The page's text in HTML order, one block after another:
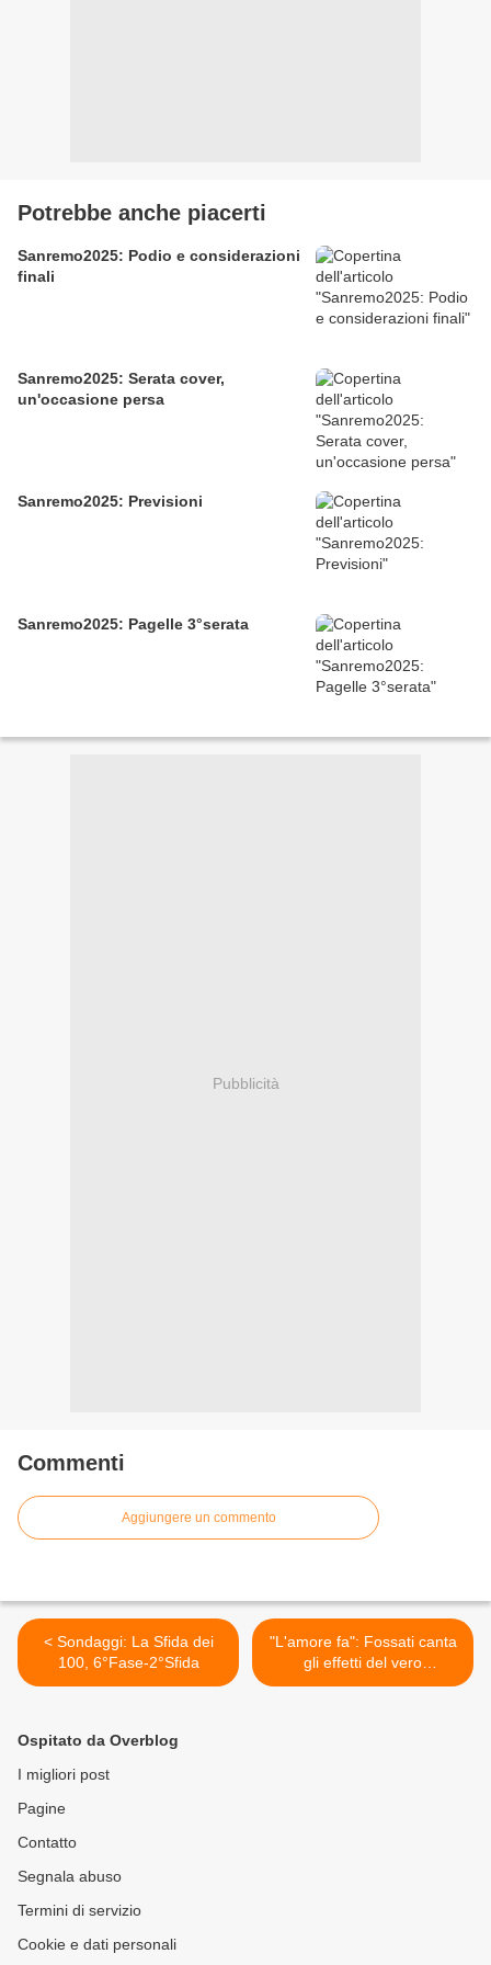
Potrebbe anche piacerti
Sanremo2025: Podio e considerazioni
finali
Sanremo2025: Serata cover,
un'occasione persa
Sanremo2025: Previsioni
Sanremo2025: Pagelle 3°serata
Pubblicità
Commenti
Aggiungere un commento
< Sondaggi: La Sfida dei
100, 6°Fase-2°Sfida
"L'amore fa": Fossati canta
gli effetti del vero
sentimento >
Ospitato da Overblog
I migliori post
Pagine
Contatto
Segnala abuso
Termini di servizio
Cookie e dati personali